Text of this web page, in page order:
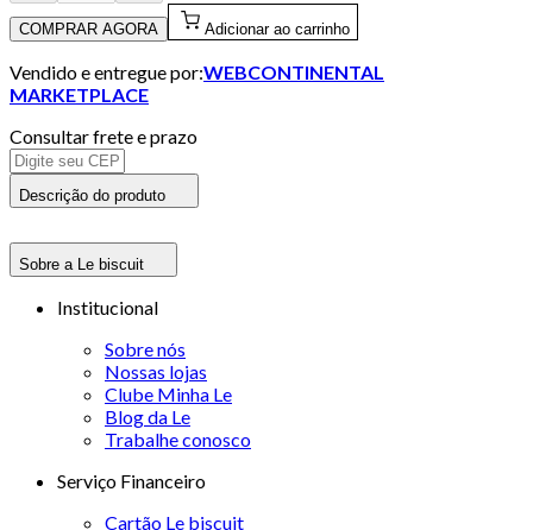
COMPRAR AGORA Adicionar ao carrinho
Vendido e entregue por:WEBCONTINENTAL
MARKETPLACE
Consultar frete e prazo
Descrição do produto
Sobre a Le biscuit
Institucional
Sobre nós
Nossas lojas
Clube Minha Le
Blog da Le
Trabalhe conosco
Serviço Financeiro
Cartão Le biscuit